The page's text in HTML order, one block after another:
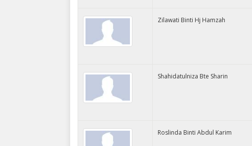
Zilawati Binti Hj Hamzah
Shahidatulniza Bte Sharin
Roslinda Binti Abdul Karim